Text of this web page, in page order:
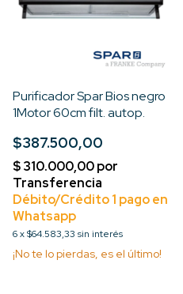
Purificador Spar Bios negro
1Motor 60cm filt. autop.
$387.500,00
6x$64.583,33 sin interés
¡No te lo pierdas, es el último!